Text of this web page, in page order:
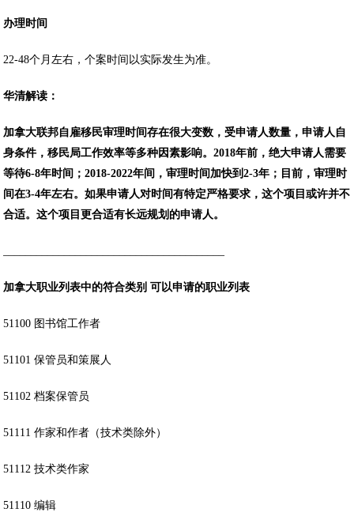
办理时间
22-48个月左右，个案时间以实际发生为准。
华清解读：
加拿大联邦自雇移民审理时间存在很大变数，受申请人数量，申请人自
身条件，移民局工作效率等多种因素影响。2018年前，绝大申请人需要
等待6-8年时间；2018-2022年间，审理时间加快到2-3年；目前，审理时
间在3-4年左右。如果申请人对时间有特定严格要求，这个项目或许并不
合适。这个项目更合适有长远规划的申请人。
加拿大职业列表中的符合类别 可以申请的职业列表
51100 图书馆工作者
51101 保管员和策展人
51102 档案保管员
51111 作家和作者（技术类除外）
51112 技术类作家
51110 编辑